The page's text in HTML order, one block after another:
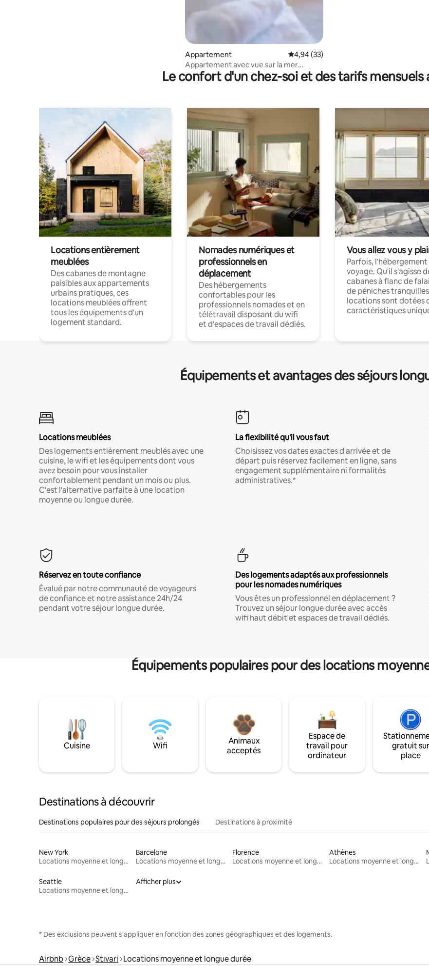
Appartement Évaluation moyenne sur la base de 33
4,94 (33)
Appartement avec vue sur la mer
Marisini
Le confort d'un chez-soi et des tarifs mensuels
Locations entièrement
meublées
Des cabanes de montagne
paisibles aux appartements
urbains pratiques, ces
locations meublées offrent
tous les équipements d'un
logement standard.
Nomades numériques et
professionnels en
déplacement
Des hébergements
confortables pour les
professionnels nomades et en
télétravail disposant du wifi
et d'espaces de travail dédiés.
Vous allez vous y
Parfois,
voyage. Qu'il s'agisse
cabanes à flanc de
de péniches
locations sont dotées
caractéristiques
Équipements et avantages des séjours
Locations meublées
Des logements entièrement meublés avec une
cuisine, le wifi et les équipements dont vous
avez besoin pour vous installer
confortablement pendant un mois ou plus.
C'est l'alternative parfaite à une location
moyenne ou longue durée.
La flexibilité qu'il vous faut
Choisissez vos dates exactes d'arrivée et de
départ puis réservez facilement en ligne, sans
engagement supplémentaire ni formalités
administratives.*
Réservez en toute confiance
Évalué par notre communauté de voyageurs
de confiance et notre assistance 24h/24
pendant votre séjour longue durée.
Des logements adaptés aux professionnels
pour les nomades numériques
Vous êtes un professionnel en déplacement ?
Trouvez un séjour longue durée avec accès
wifi haut débit et espaces de travail dédiés.
Équipements populaires pour des locations
Cuisine Wifi
Animaux
acceptés
Espace de
travail pour
ordinateur
gratuit sur
place
Destinations à découvrir
Destinations populaires pour des séjours prolongés Destinations à proximité
New York
Locations moyenne et longue durée
Barcelone
Locations moyenne et longue durée
Florence
Locations moyenne et longue durée
Athènes
Locations moyenne et longue durée
Seattle
Locations moyenne et longue durée
Afficher plus
* Des exclusions peuvent s'appliquer en fonction des zones géographiques et des logements.
Airbnb Grèce Stivari Locations moyenne et longue durée